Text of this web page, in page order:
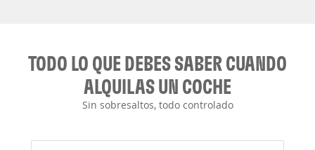
TODO LO QUE DEBES SABER CUANDO
ALQUILAS UN COCHE
Sin sobresaltos, todo controlado